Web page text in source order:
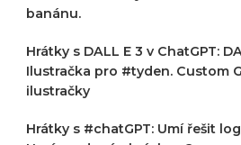
banánu.
Hrátky s DALL E 3 v ChatGPT:
Ilustračka pro #tyden. Custom
ilustračky
Hrátky s #chatGPT: Umí řešit